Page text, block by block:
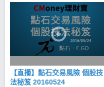
【直播】點石交易風險 個股技
法秘笈 20160524